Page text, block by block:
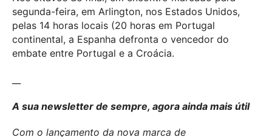
segunda-feira, em Arlington, nos Estados Unidos,
pelas 14 horas locais (20 horas em Portugal
continental, a Espanha defronta o vencedor do
embate entre Portugal e a Croácia.
A sua newsletter de sempre, agora ainda mais útil
Com o lançamento da nova marca de